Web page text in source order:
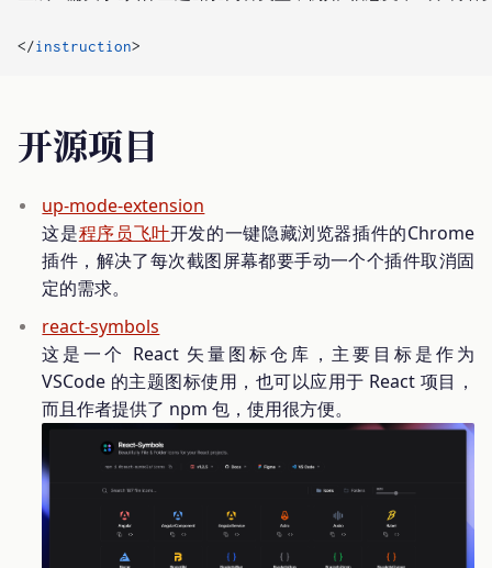
</instruction>
开源项目
up-mode-extension
这是程序员飞叶开发的一键隐藏浏览器插件的Chrome
插件，解决了每次截图屏幕都要手动一个个插件取消固
定的需求。
react-symbols
这是一个 React 矢量图标仓库，主要目标是作为
VSCode 的主题图标使用，也可以应用于 React 项目，
而且作者提供了 npm 包，使用很方便。